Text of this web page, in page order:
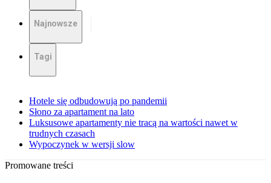
Najnowsze
Tagi
Hotele się odbudowują po pandemii
Słono za apartament na lato
Luksusowe apartamenty nie tracą na wartości nawet w
trudnych czasach
Wypoczynek w wersji slow
Promowane treści